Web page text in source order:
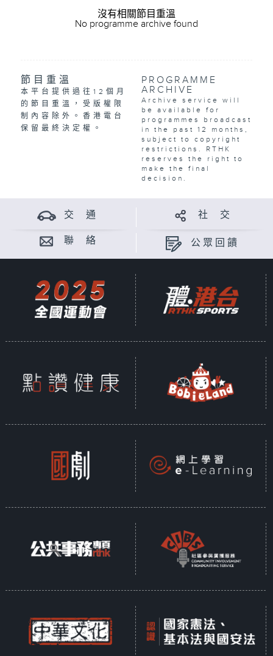
沒有相關節目重溫
No programme archive found
節目重溫
本平台提供過往12個月
的節目重溫，受版權限
制內容除外。香港電台
保留最終決定權。
PROGRAMME
ARCHIVE
Archive service will
be available for
programmes broadcast
in the past 12 months,
subject to copyright
restrictions. RTHK
reserves the right to
make the final
decision.
交 通 社 交
聯 絡 公眾回饋